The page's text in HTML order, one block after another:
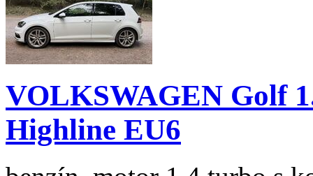
VOLKSWAGEN Golf
Highline EU6